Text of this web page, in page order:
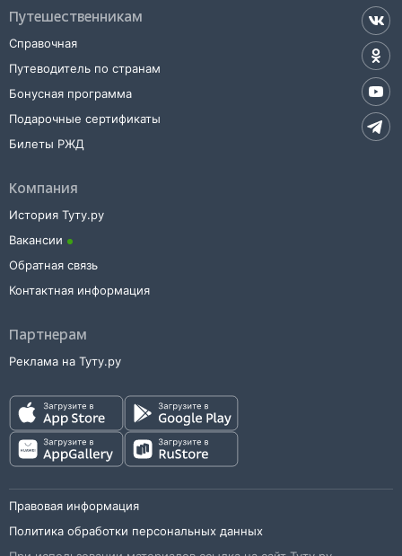
Путешественникам
Справочная
Путеводитель по странам
Бонусная программа
Подарочные сертификаты
Билеты РЖД
Компания
История Туту.ру
Вакансии
Обратная связь
Контактная информация
Партнерам
Реклама на Туту.ру
Правовая информация
Политика обработки персональных данных